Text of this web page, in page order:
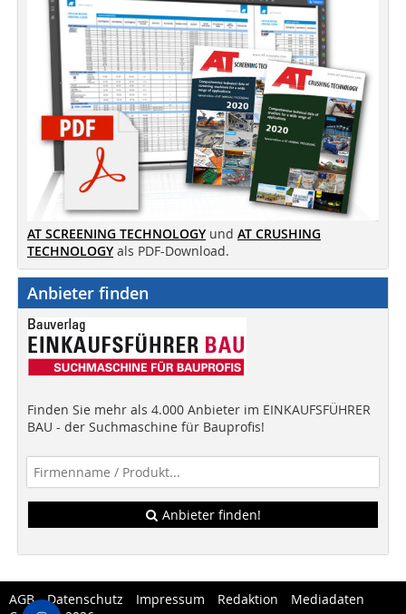
AT SCREENING TECHNOLOGY und AT CRUSHING
TECHNOLOGY als PDF-Download.
Anbieter finden
Finden Sie mehr als 4.000 Anbieter im EINKAUFSFÜHRER
BAU - der Suchmaschine für Bauprofis!
Anbieter finden!
AGB Datenschutz Impressum Redaktion
Mediadaten